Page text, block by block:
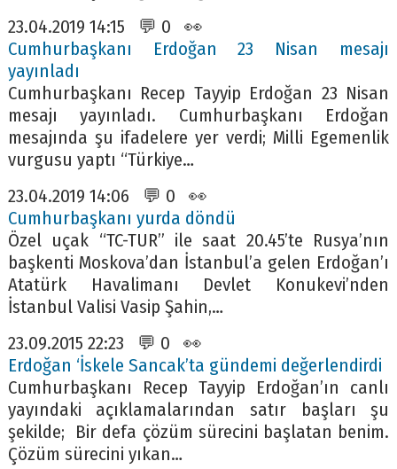
23.04.2019 14:15 💬 0 👀
Cumhurbaşkanı Erdoğan 23 Nisan mesajı
yayınladı
Cumhurbaşkanı Recep Tayyip Erdoğan 23 Nisan
mesajı yayınladı. Cumhurbaşkanı Erdoğan
mesajında şu ifadelere yer verdi; Milli Egemenlik
vurgusu yaptı “Türkiye…
23.04.2019 14:06 💬 0 👀
Cumhurbaşkanı yurda döndü
Özel uçak “TC-TUR” ile saat 20.45’te Rusya’nın
başkenti Moskova’dan İstanbul’a gelen Erdoğan’ı
Atatürk Havalimanı Devlet Konukevi’nden
İstanbul Valisi Vasip Şahin,…
23.09.2015 22:23 💬 0 👀
Erdoğan ‘İskele Sancak’ta gündemi değerlendirdi
Cumhurbaşkanı Recep Tayyip Erdoğan’ın canlı
yayındaki açıklamalarından satır başları şu
şekilde; Bir defa çözüm sürecini başlatan benim.
Çözüm sürecini yıkan…